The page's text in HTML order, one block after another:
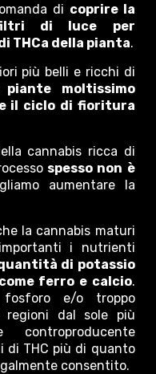
di coprire la
di luce per
THCa della pianta.
più belli e ricchi di
piante moltissimo
il ciclo di fioritura
cannabis ricca di
spesso non è
aumentare la
la cannabis maturi
i nutrienti
di potassio
ferro e calcio.
fosforo e/o troppo
regioni dal sole più
controproducente
di THC più di quanto
consentito.